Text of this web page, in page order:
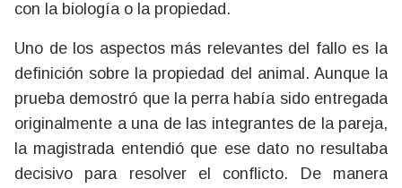
con la biología o la propiedad.
Uno de los aspectos más relevantes del fallo es la
definición sobre la propiedad del animal. Aunque la
prueba demostró que la perra había sido entregada
originalmente a una de las integrantes de la pareja,
la magistrada entendió que ese dato no resultaba
decisivo para resolver el conflicto. De manera